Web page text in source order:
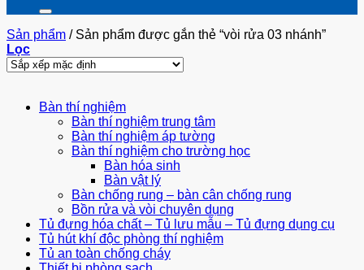
Sản phẩm /Sản phẩm được gắn thẻ “vòi rửa 03 nhánh”
Lọc
Bàn thí nghiệm
Bàn thí nghiệm trung tâm
Bàn thí nghiệm áp tường
Bàn thí nghiệm cho trường học
Bàn hóa sinh
Bàn vật lý
Bàn chống rung – bàn cân chống rung
Bồn rửa và vòi chuyên dụng
Tủ đựng hóa chất – Tủ lưu mẫu – Tủ đựng dụng cụ
Tủ hút khí độc phòng thí nghiệm
Tủ an toàn chống cháy